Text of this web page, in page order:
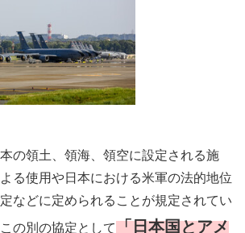
の領土、領海、領空に設定される施
る使用や日本における米軍の法的地位
などに定められることが規定されてい
の別の協定として「日本国とアメ